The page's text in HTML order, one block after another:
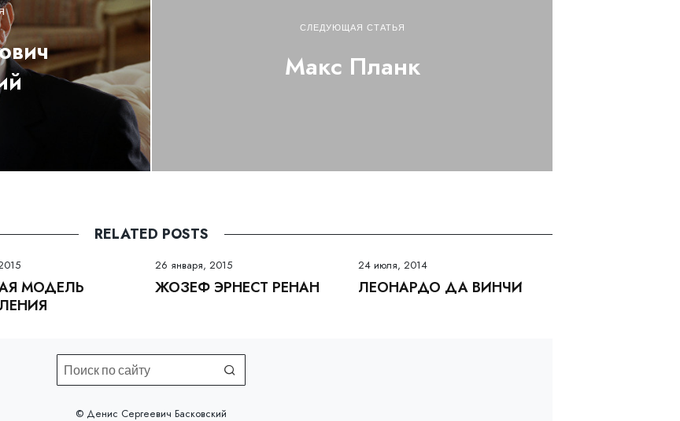
СЛЕДУЮЩАЯ СТАТЬЯ
Макс Планк
RELATED POSTS
МОДЕЛЬ
26 января, 2015
ЖОЗЕФ ЭРНЕСТ РЕНАН
24 июля, 2014
ЛЕОНАРДО ДА ВИНЧИ
©️ Денис Сергеевич Басковский